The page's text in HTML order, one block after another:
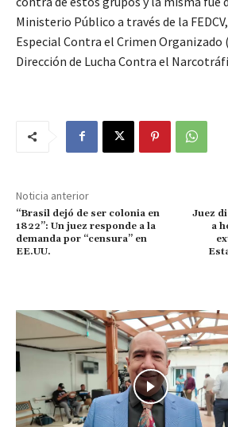
Ministerio Público a través de la
Especial Contra el Crimen Organizado
Dirección de Lucha Contra el
Noticia anterior
“Brasil dejó de ser colonia en
1822”: Un juez responde a la
demanda por “censura” en
EE.UU.
Juez
a